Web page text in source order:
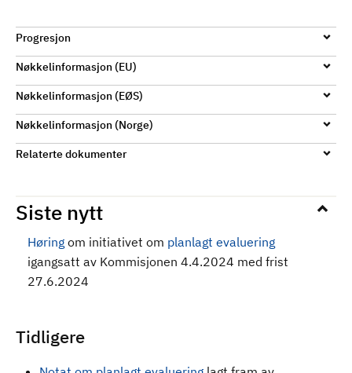
Progresjon
Nøkkelinformasjon (EU)
Nøkkelinformasjon (EØS)
Nøkkelinformasjon (Norge)
Relaterte dokumenter
Siste nytt
Høring om initiativet om planlagt evaluering
igangsatt av Kommisjonen 4.4.2024 med frist
27.6.2024
Tidligere